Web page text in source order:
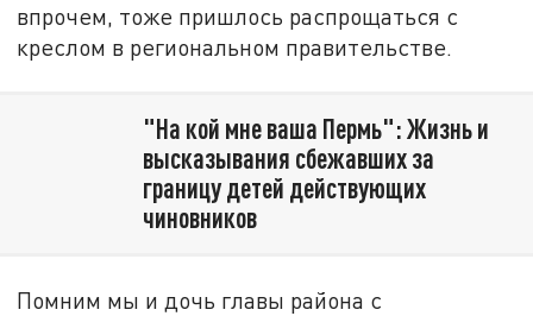
впрочем, тоже пришлось распрощаться с
креслом в региональном правительстве.
"На кой мне ваша Пермь": Жизнь и
высказывания сбежавших за
границу детей действующих
чиновников
Помним мы и дочь главы района с